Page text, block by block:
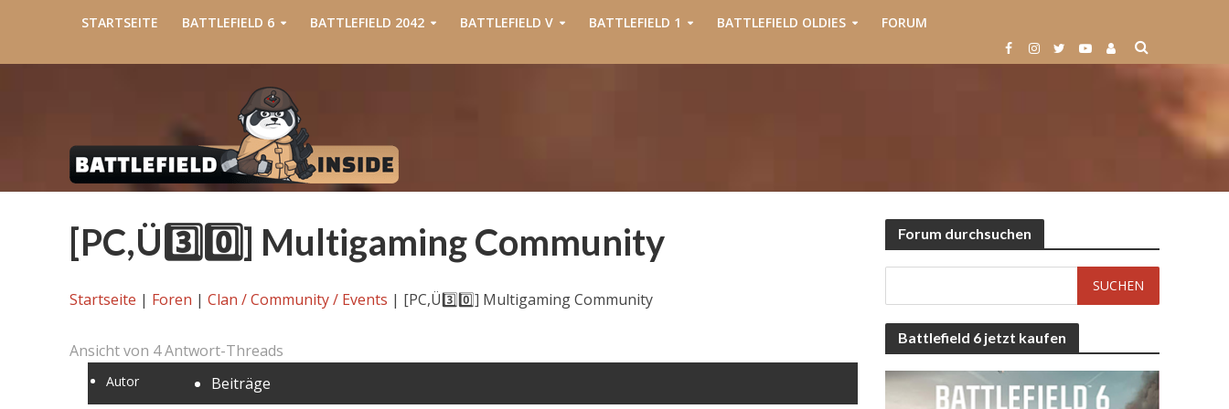
STARTSEITE BATTLEFIELD 6 BATTLEFIELD 2042 BATTLEFIELD V BATTLEFIELD 1 BATTLEFIELD OLDIES FORUM
[PC,Ü3️⃣0️⃣] Multigaming Community
Startseite | Foren | Clan / Community / Events | [PC,Ü3️⃣0️⃣] Multigaming Community
Ansicht von 4 Antwort-Threads
Autor Beiträge
Forum durchsuchen
Battlefield 6 jetzt kaufen